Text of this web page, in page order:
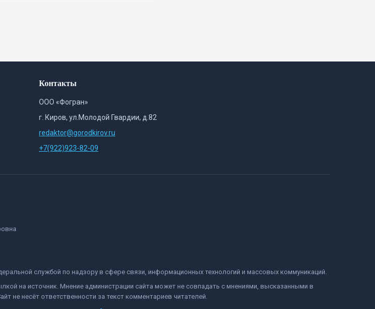
Контакты
ООО «Фогран»
г. Киров, ул.Молодой Гвардии, д.82
redaktor@gorodkirov.ru
+7(922)923-82-09
службой по надзору в сфере связи, информационных технологий и массовых коммуникаций.
на источник. Мнение администрации сайта может не совпадать с мнениями, высказанными в
не несёт ответственности за текст комментариев читателей.